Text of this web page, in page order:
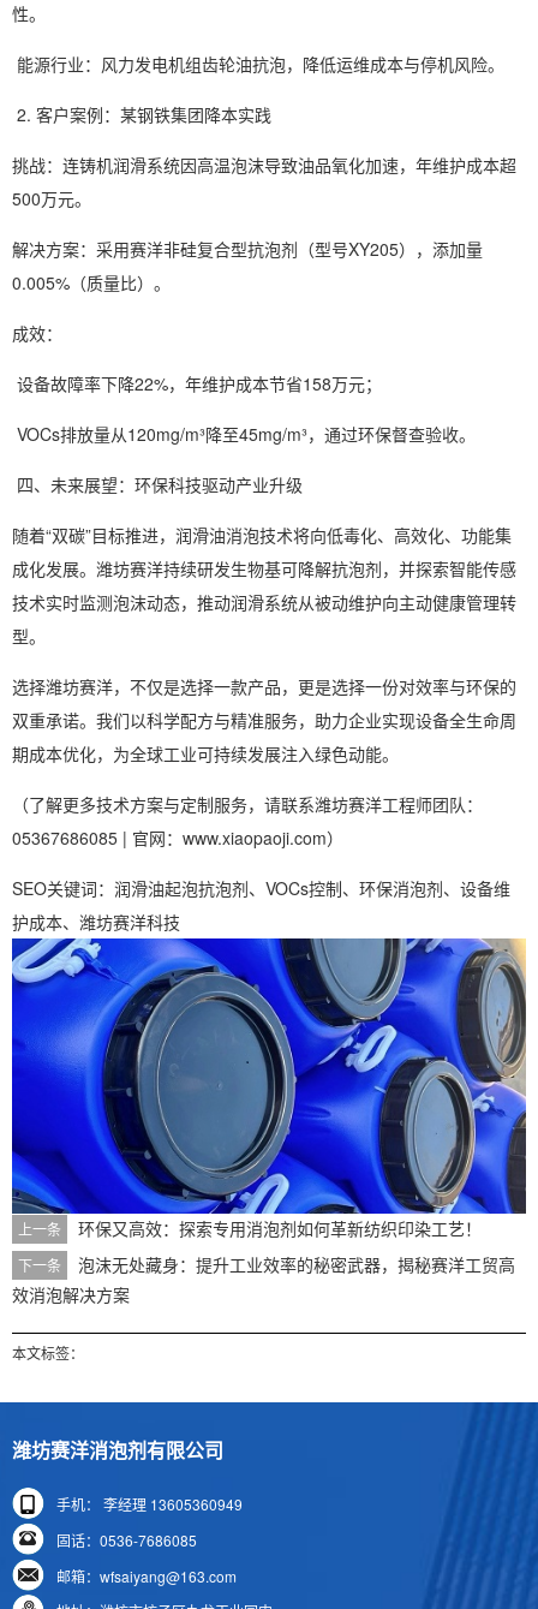
性。
能源行业：风力发电机组齿轮油抗泡，降低运维成本与停机风险。
2. 客户案例：某钢铁集团降本实践
挑战：连铸机润滑系统因高温泡沫导致油品氧化加速，年维护成本超
500万元。
解决方案：采用赛洋非硅复合型抗泡剂（型号XY205），添加量
0.005%（质量比）。
成效：
设备故障率下降22%，年维护成本节省158万元；
VOCs排放量从120mg/m³降至45mg/m³，通过环保督查验收。
四、未来展望：环保科技驱动产业升级
随着“双碳”目标推进，润滑油消泡技术将向低毒化、高效化、功能集
成化发展。潍坊赛洋持续研发生物基可降解抗泡剂，并探索智能传感
技术实时监测泡沫动态，推动润滑系统从被动维护向主动健康管理转
型。
选择潍坊赛洋，不仅是选择一款产品，更是选择一份对效率与环保的
双重承诺。我们以科学配方与精准服务，助力企业实现设备全生命周
期成本优化，为全球工业可持续发展注入绿色动能。
（了解更多技术方案与定制服务，请联系潍坊赛洋工程师团队：
05367686085 | 官网：www.xiaopaoji.com）
SEO关键词：润滑油起泡抗泡剂、VOCs控制、环保消泡剂、设备维
护成本、潍坊赛洋科技
上一条 环保又高效：探索专用消泡剂如何革新纺织印染工艺！
下一条
泡沫无处藏身：提升工业效率的秘密武器，揭秘赛洋工贸高
效消泡解决方案
本文标签：
潍坊赛洋消泡剂有限公司
手机： 李经理 13605360949
固话：0536-7686085
邮箱：wfsaiyang@163.com